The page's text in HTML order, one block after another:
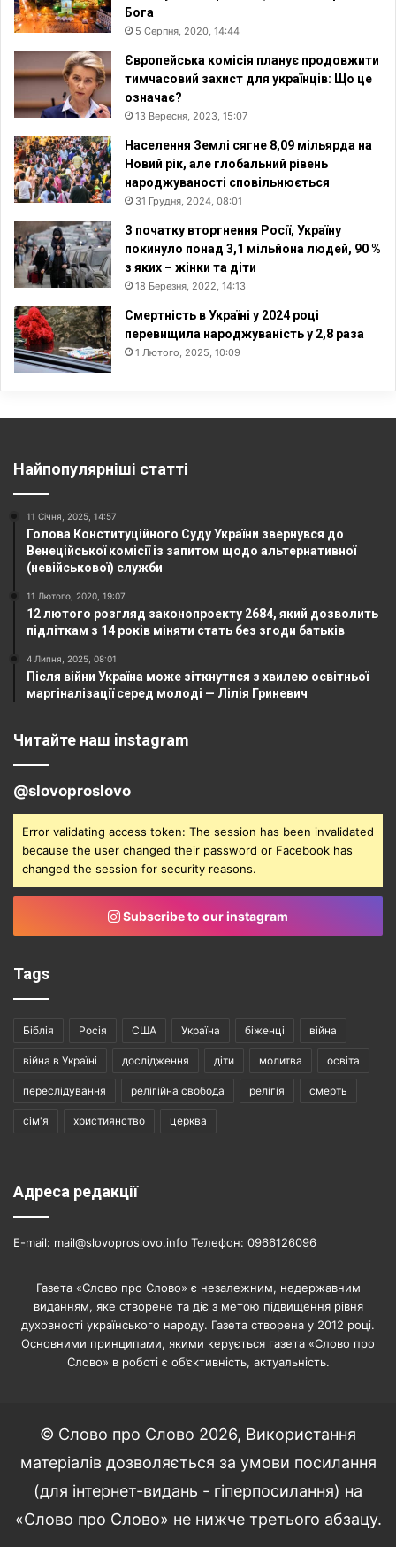
Бога
5 Серпня, 2020, 14:44
Європейська комісія планує продовжити
тимчасовий захист для українців: Що це
означає?
13 Вересня, 2023, 15:07
Населення Землі сягне 8,09 мільярда на
Новий рік, але глобальний рівень
народжуваності сповільнюється
31 Грудня, 2024, 08:01
З початку вторгнення Росії, Україну
покинуло понад 3,1 мільйона людей, 90 %
з яких – жінки та діти
18 Березня, 2022, 14:13
Смертність в Україні у 2024 році
перевищила народжуваність у 2,8 раза
1 Лютого, 2025, 10:09
Найпопулярніші статті
11 Січня, 2025, 14:57
Голова Конституційного Суду України звернувся до
Венеційської комісії із запитом щодо альтернативної
(невійськової) служби
11 Лютого, 2020, 19:07
12 лютого розгляд законопроекту 2684, який дозволить
підліткам з 14 років міняти стать без згоди батьків
4 Липня, 2025, 08:01
Після війни Україна може зіткнутися з хвилею освітньої
маргіналізації серед молоді — Лілія Гриневич
Читайте наш instagram
@slovoproslovo
Error validating access token: The session has been invalidated
because the user changed their password or Facebook has
changed the session for security reasons.
Subscribe to our instagram
Tags
Біблія Росія США Україна біженці війна
війна в Україні дослідження діти молитва освіта
переслідування релігійна свобода релігія смерть
сім'я християнство церква
Адреса редакції
E-mail: mail@slovoproslovo.info Телефон: 0966126096
Газета «Слово про Слово» є незалежним, недержавним
виданням, яке створене та діє з метою підвищення рівня
духовності українського народу. Газета створена у 2012 році.
Основними принципами, якими керується газета «Слово про
Слово» в роботі є об’єктивність, актуальність.
© Слово про Слово 2026, Використання
матеріалів дозволяється за умови посилання
(для інтернет-видань - гіперпосилання) на
«Слово про Слово» не нижче третього абзацу.